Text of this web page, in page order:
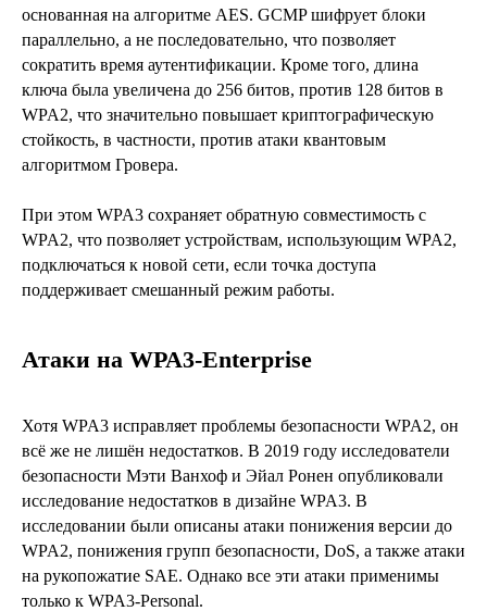
основанная на алгоритме AES. GCMP шифрует блоки
параллельно, а не последовательно, что позволяет
сократить время аутентификации. Кроме того, длина
ключа была увеличена до 256 битов, против 128 битов в
WPA2, что значительно повышает криптографическую
стойкость, в частности, против атаки квантовым
алгоритмом Гровера.
При этом WPA3 сохраняет обратную совместимость с
WPA2, что позволяет устройствам, использующим WPA2,
подключаться к новой сети, если точка доступа
поддерживает смешанный режим работы.
Атаки на WPA3-Enterprise
Хотя WPA3 исправляет проблемы безопасности WPA2, он
всё же не лишён недостатков. В 2019 году исследователи
безопасности Мэти Ванхоф и Эйал Ронен опубликовали
исследование недостатков в дизайне WPA3. В
исследовании были описаны атаки понижения версии до
WPA2, понижения групп безопасности, DoS, а также атаки
на рукопожатие SAE. Однако все эти атаки применимы
только к WPA3-Personal.